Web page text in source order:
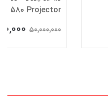
580 Projector
50,000,000